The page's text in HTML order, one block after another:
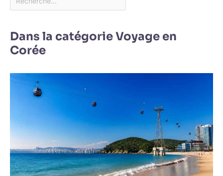
Dans la catégorie Voyage en
Corée